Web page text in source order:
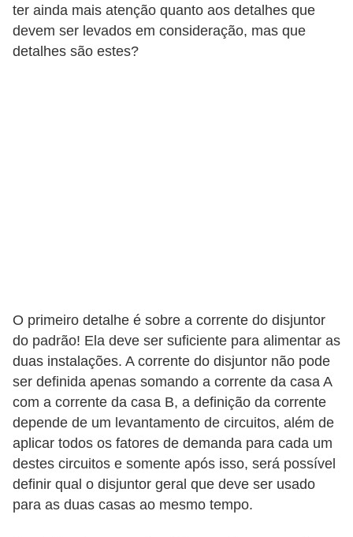
ter ainda mais atenção quanto aos detalhes que
devem ser levados em consideração, mas que
detalhes são estes?
O primeiro detalhe é sobre a corrente do disjuntor
do padrão! Ela deve ser suficiente para alimentar as
duas instalações. A corrente do disjuntor não pode
ser definida apenas somando a corrente da casa A
com a corrente da casa B, a definição da corrente
depende de um levantamento de circuitos, além de
aplicar todos os fatores de demanda para cada um
destes circuitos e somente após isso, será possível
definir qual o disjuntor geral que deve ser usado
para as duas casas ao mesmo tempo.
e
i
t
c
i
d
a
d
e
C
u
r